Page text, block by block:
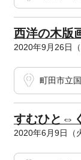
西洋の木版
2020年9月26日
町田市立
すむひと⇔
2020年6月9日（